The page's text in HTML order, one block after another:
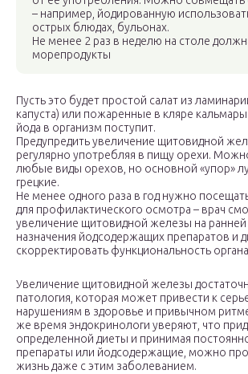
– например, йодированную
острых блюдах, бульонах.
Не менее 2 раз в неделю на столе
морепродукты
Пусть это будет простой салат из
капуста) или пожаренные в кляре
йода в организм поступит.
Предупредить увеличение щитовидной
регулярно употребляя в пищу орехи.
любые виды орехов, но основной «упор»
грецкие.
Не менее одного раза в год нужно
для профилактического осмотра – врач
увеличение щитовидной железы на ранней
назначения йодсодержащих препаратов и
скорректировать функциональность
Увеличение щитовидной железы
патология, которая может привести к
нарушениям в здоровье и привычном
же время эндокринологи уверяют, что
определенной диеты и принимая
препараты или йодсодержащие, можно
жизнь даже с этим заболеванием.